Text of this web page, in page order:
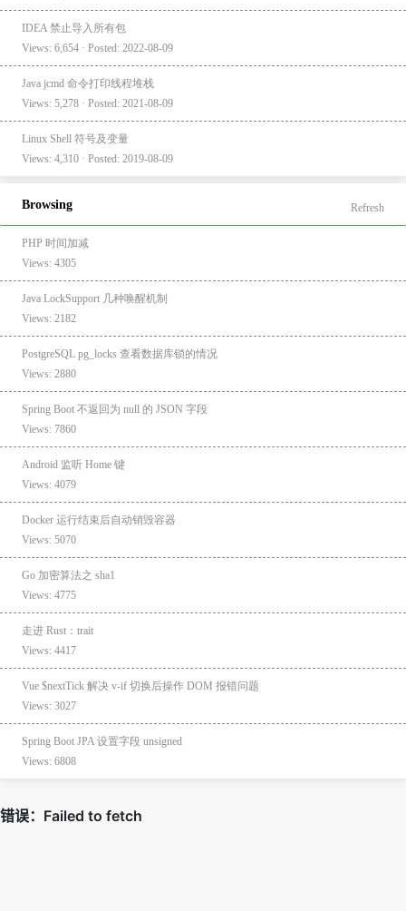
IDEA 禁止导入所有包
Views: 6,654 · Posted: 2022-08-09
Java jcmd 命令打印线程堆栈
Views: 5,278 · Posted: 2021-08-09
Linux Shell 符号及变量
Views: 4,310 · Posted: 2019-08-09
Browsing Refresh
PHP 时间加减
Views: 4305
Java LockSupport 几种唤醒机制
Views: 2182
PostgreSQL pg_locks 查看数据库锁的情况
Views: 2880
Spring Boot 不返回为 null 的 JSON 字段
Views: 7860
Android 监听 Home 键
Views: 4079
Docker 运行结束后自动销毁容器
Views: 5070
Go 加密算法之 sha1
Views: 4775
走进 Rust：trait
Views: 4417
Vue $nextTick 解决 v-if 切换后操作 DOM 报错问题
Views: 3027
Spring Boot JPA 设置字段 unsigned
Views: 6808